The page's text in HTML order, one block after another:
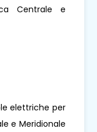
Centrale e
elettriche per
e Meridionale